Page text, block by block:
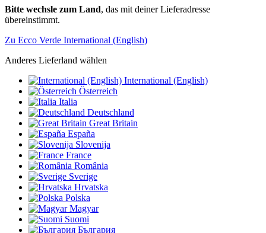
Bitte wechsle zum Land, das mit deiner Lieferadresse
übereinstimmt.
Zu Ecco Verde International (English)
Anderes Lieferland wählen
International (English)
Österreich
Italia
Deutschland
Great Britain
España
Slovenija
France
România
Sverige
Hrvatska
Polska
Magyar
Suomi
България